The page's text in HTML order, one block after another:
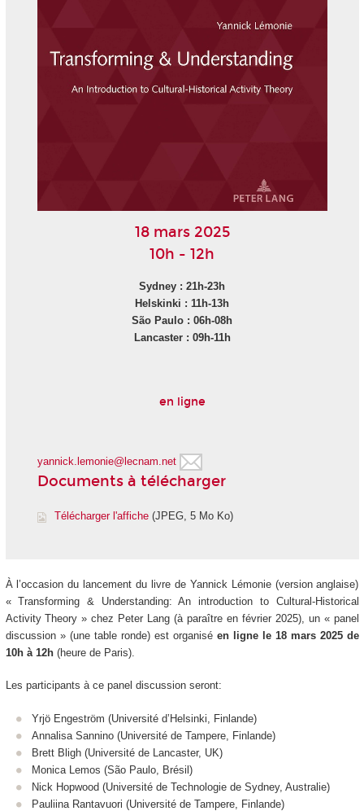
18 mars 2025
10h - 12h
Sydney : 21h-23h
Helskinki : 11h-13h
São Paulo : 06h-08h
Lancaster : 09h-11h
en ligne
yannick.lemonie@lecnam.net
Documents à télécharger
Télécharger l'affiche (JPEG, 5 Mo Ko)
À l’occasion du lancement du livre de Yannick Lémonie (version anglaise)
«Transforming & Understanding: An introduction to Cultural-Historical
Activity Theory » chez Peter Lang (à paraître en février 2025), un « panel
discussion» (une table ronde) est organisé en ligne le 18 mars 2025 de
10h à 12h(heure de Paris).
Les participants à ce panel discussion seront:
Yrjö Engeström (Université d’Helsinki, Finlande)
Annalisa Sannino (Université de Tampere, Finlande)
Brett Bligh (Université de Lancaster, UK)
Monica Lemos (São Paulo, Brésil)
Nick Hopwood (Université de Technologie de Sydney, Australie)
Pauliina Rantavuori (Université de Tampere, Finlande)